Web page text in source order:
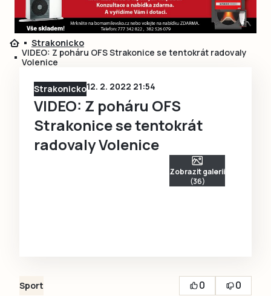
Přihlásit se
Přihlásit se přes Facebook
Čtenáři píší
Speciální přílohy
Strakonicko
VIDEO: Z poháru OFS Strakonice se tentokrát radovaly
Volenice
Strakonicko12. 2. 2022 21:54
VIDEO: Z poháru OFS
Strakonice se tentokrát
radovaly Volenice
Zobrazit galerii
(36)
Sport 0
0